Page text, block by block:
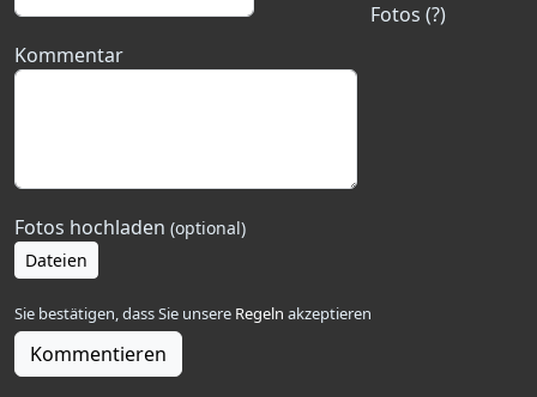
Fotos (?)
Kommentar
Fotos hochladen (optional)
Dateien
Sie bestätigen, dass Sie unsere Regeln akzeptieren
Kommentieren